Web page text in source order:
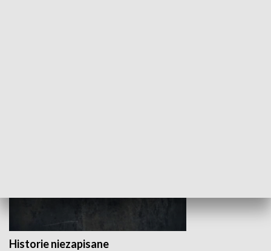
Historie niezapisane